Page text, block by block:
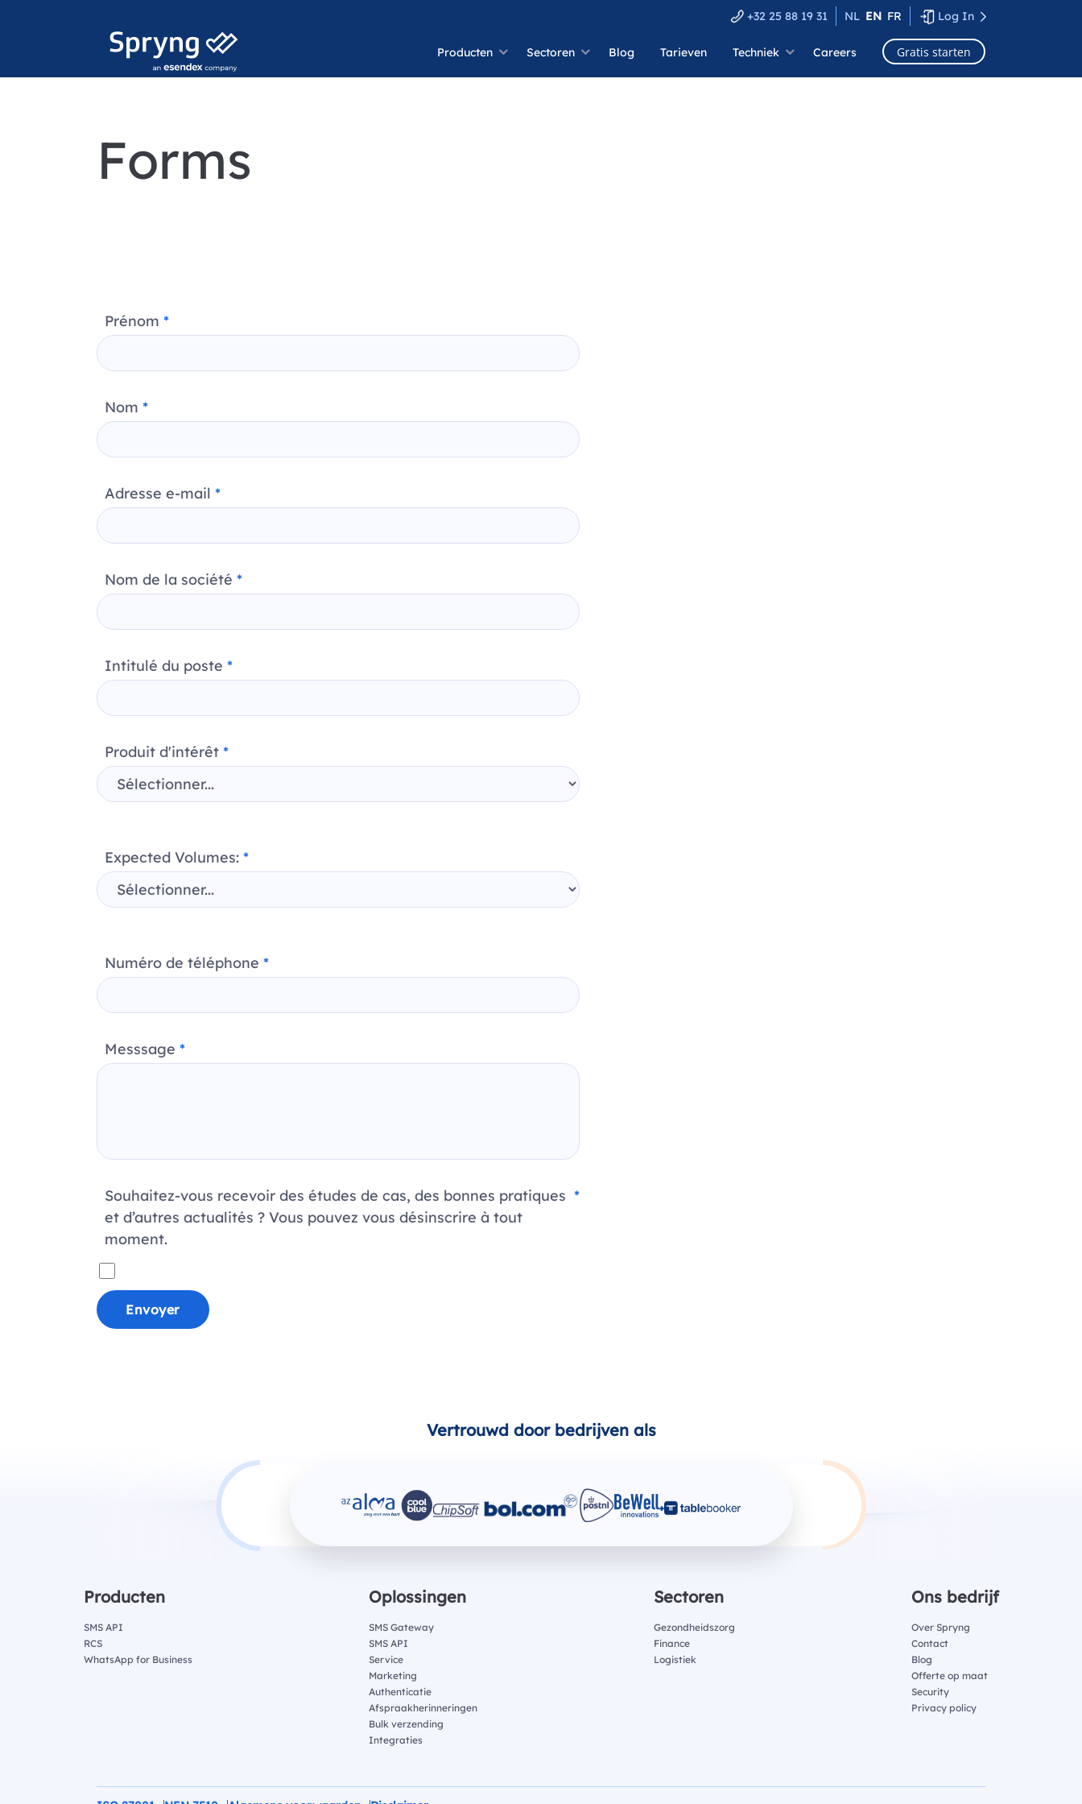
+32 25 88 19 31 NL EN FR Log In
Producten Sectoren Blog Tarieven Techniek Careers Gratis starten
Forms
*
Prénom
*
Nom
*
Adresse e-mail
*
Nom de la société
*
Intitulé du poste
*
Produit d'intérêt
*
Expected Volumes:
*
Numéro de téléphone
*
Messsage
*
Souhaitez-vous recevoir des études de cas, des bonnes pratiques
et d’autres actualités ? Vous pouvez vous désinscrire à tout
moment.
Envoyer
Vertrouwd door bedrijven als
Producten
SMS API
RCS
WhatsApp for Business
Oplossingen
SMS Gateway
SMS API
Service
Marketing
Authenticatie
Afspraakherinneringen
Bulk verzending
Integraties
Sectoren
Gezondheidszorg
Finance
Logistiek
Ons bedrijf
Over Spryng
Contact
Blog
Offerte op maat
Security
Privacy policy